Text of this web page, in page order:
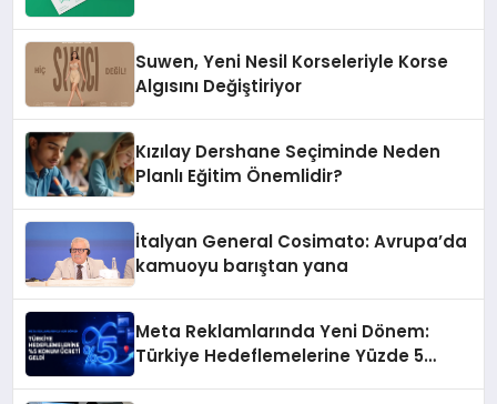
Suwen, Yeni Nesil Korseleriyle Korse
Algısını Değiştiriyor
Kızılay Dershane Seçiminde Neden
Planlı Eğitim Önemlidir?
İtalyan General Cosimato: Avrupa’da
kamuoyu barıştan yana
Meta Reklamlarında Yeni Dönem:
Türkiye Hedeflemelerine Yüzde 5